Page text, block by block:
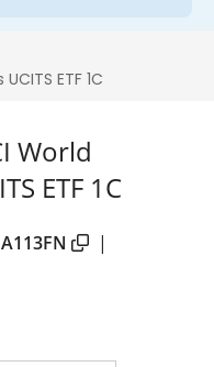
World
ETF 1C
A113FN
|